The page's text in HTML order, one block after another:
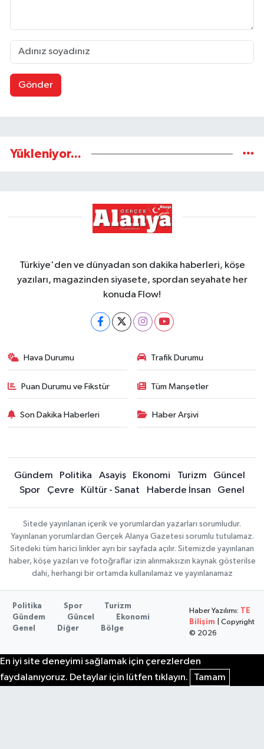
Gönder
Yükleniyor...
Türkiye'den ve dünyadan son dakika haberleri, köşe
yazıları, magazinden siyasete, spordan seyahate her
konuda Flow!
Hava Durumu Trafik Durumu
Puan Durumu ve Fikstür Tüm Manşetler
Son Dakika Haberleri Haber Arşivi
Gündem Politika Asayiş Ekonomi Turizm
Güncel
Spor
Çevre Kültür - Sanat Haberde İnsan Genel
Sitede yayınlanan içerik ve yorumlardan yazarları sorumludur.
Yayınlanan yorumlardan Gerçek Alanya Gazetesi sorumlu tutulamaz.
Sitedeki tüm harici linkler ayrı bir sayfada açılır. Sitemizde yayınlanan
haber, köşe yazıları ve fotoğraflar izin alınmaksızın kaynak gösterilse
dahi, herhangi bir ortamda kullanılamaz ve yayınlanamaz
Politika Spor
Turizm
Gündem
Güncel
Ekonomi
Genel
Diğer Bölge
Haber Yazılımı:
TE
Bilişim | Copyright
© 2026
En iyi site deneyimi sağlamak için çerezlerden
faydalanıyoruz. Detaylar için lütfen tıklayın.
Tamam